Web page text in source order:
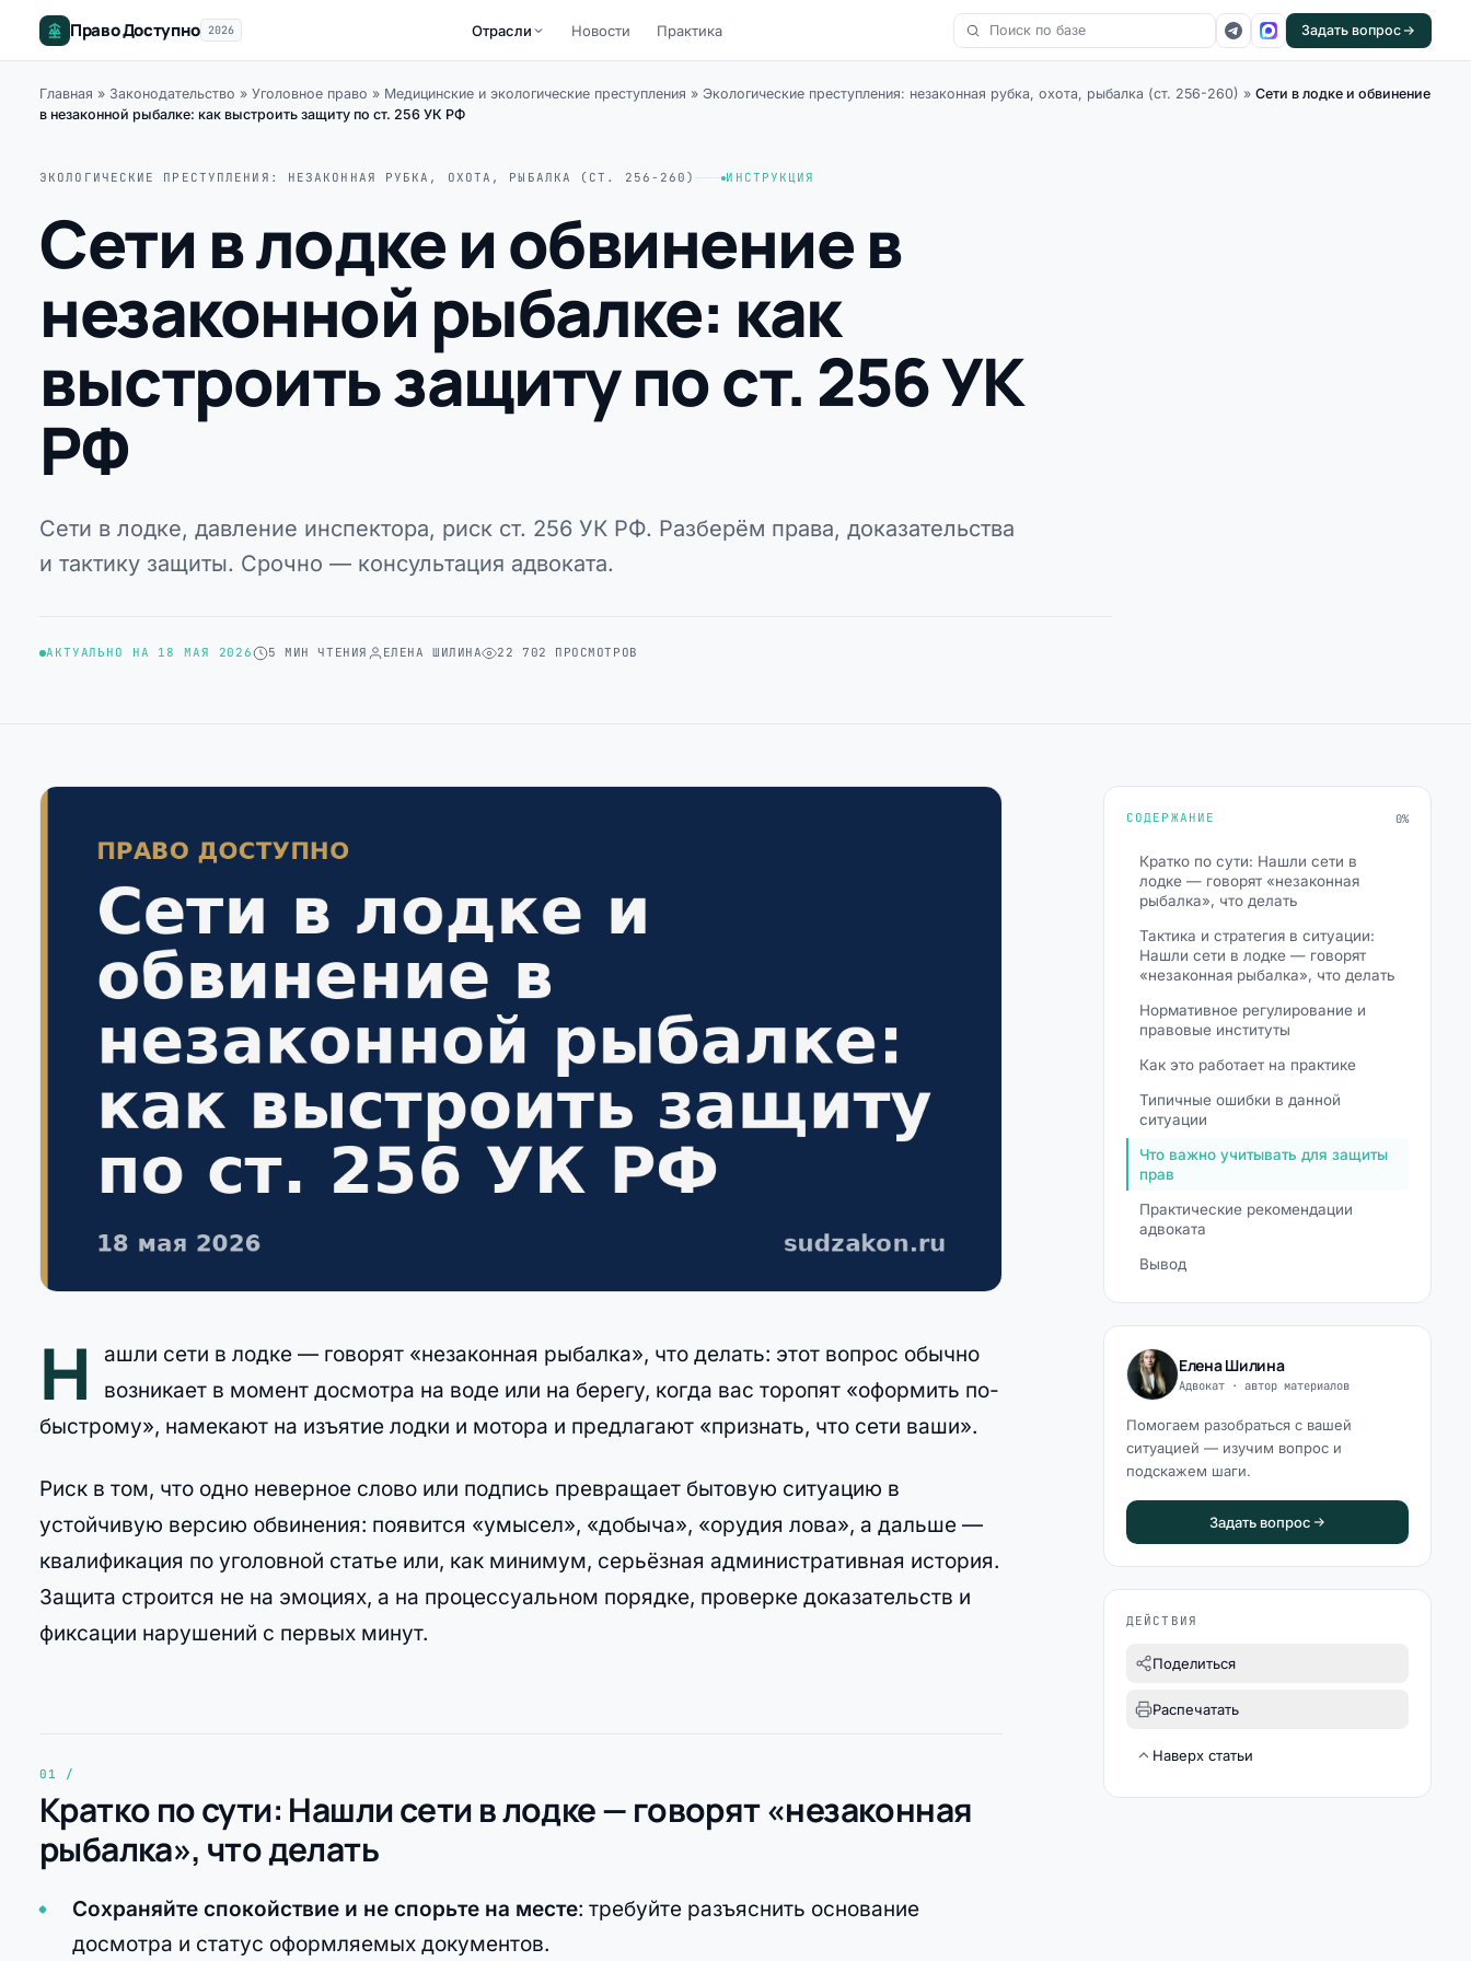
Право Доступно 2026 Отрасли Новости Практика Задать вопрос
Главная » Законодательство » Уголовное право » Медицинские и экологические преступления » Экологические преступления: незаконная рубка, охота, рыбалка (ст. 256-260) » Сети в лодке и обвинение
в незаконной рыбалке: как выстроить защиту по ст. 256 УК РФ
ЭКОЛОГИЧЕСКИЕ ПРЕСТУПЛЕНИЯ: НЕЗАКОННАЯ РУБКА, ОХОТА, РЫБАЛКА (СТ. 256-260) ИНСТРУКЦИЯ
Сети в лодке и обвинение в
незаконной рыбалке: как
выстроить защиту по ст. 256 УК
РФ
Сети в лодке, давление инспектора, риск ст. 256 УК РФ. Разберём права, доказательства
и тактику защиты. Срочно — консультация адвоката.
АКТУАЛЬНО НА 18 МАЯ 2026 5 МИН ЧТЕНИЯ ЕЛЕНА ШИЛИНА 22 702 ПРОСМОТРОВ
Н
ашли сети в лодке — говорят «незаконная рыбалка», что делать: этот вопрос обычно
возникает в момент досмотра на воде или на берегу, когда вас торопят «оформить по-
быстрому», намекают на изъятие лодки и мотора и предлагают «признать, что сети ваши».
Риск в том, что одно неверное слово или подпись превращает бытовую ситуацию в
устойчивую версию обвинения: появится «умысел», «добыча», «орудия лова», а дальше —
квалификация по уголовной статье или, как минимум, серьёзная административная история.
Защита строится не на эмоциях, а на процессуальном порядке, проверке доказательств и
фиксации нарушений с первых минут.
Кратко по сути: Нашли сети в лодке — говорят «незаконная
рыбалка», что делать
Сохраняйте спокойствие и не спорьте на месте: требуйте разъяснить основание
досмотра и статус оформляемых документов.
СОДЕРЖАНИЕ 0%
Кратко по сути: Нашли сети в
лодке — говорят «незаконная
рыбалка», что делать
Тактика и стратегия в ситуации:
Нашли сети в лодке — говорят
«незаконная рыбалка», что делать
Нормативное регулирование и
правовые институты
Как это работает на практике
Типичные ошибки в данной
ситуации
Что важно учитывать для защиты
прав
Практические рекомендации
адвоката
Вывод
Елена Шилина
Адвокат · автор материалов
Помогаем разобраться с вашей
ситуацией — изучим вопрос и
подскажем шаги.
Задать вопрос
ДЕЙСТВИЯ
Поделиться
Распечатать
Наверх статьи